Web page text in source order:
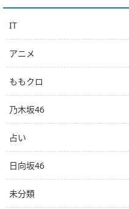
IT
アニメ
ももクロ
乃木坂46
占い
日向坂46
未分類